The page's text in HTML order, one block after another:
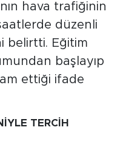
hava trafiğinin
düzenli
belirtti. Eğitim
başlayıp
ettiği ifade
TERCİH